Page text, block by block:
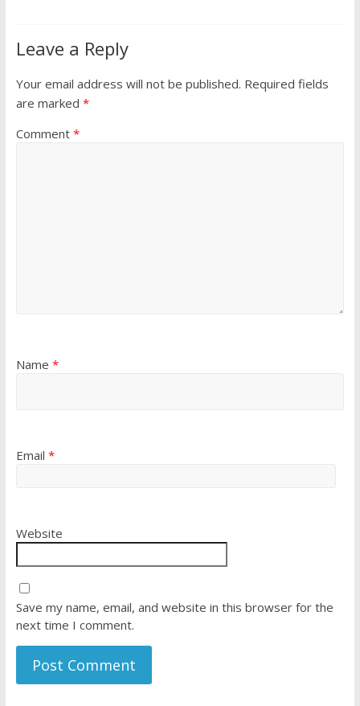
Leave a Reply
Your email address will not be published. Required fields
are marked *
Comment *
Name *
Email *
Website
Save my name, email, and website in this browser for the
next time I comment.